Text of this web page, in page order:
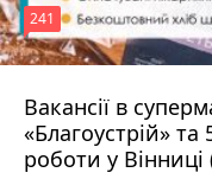
Вакансії в
«Благоустрій»
роботи у
241
4 серпня 2026 р.